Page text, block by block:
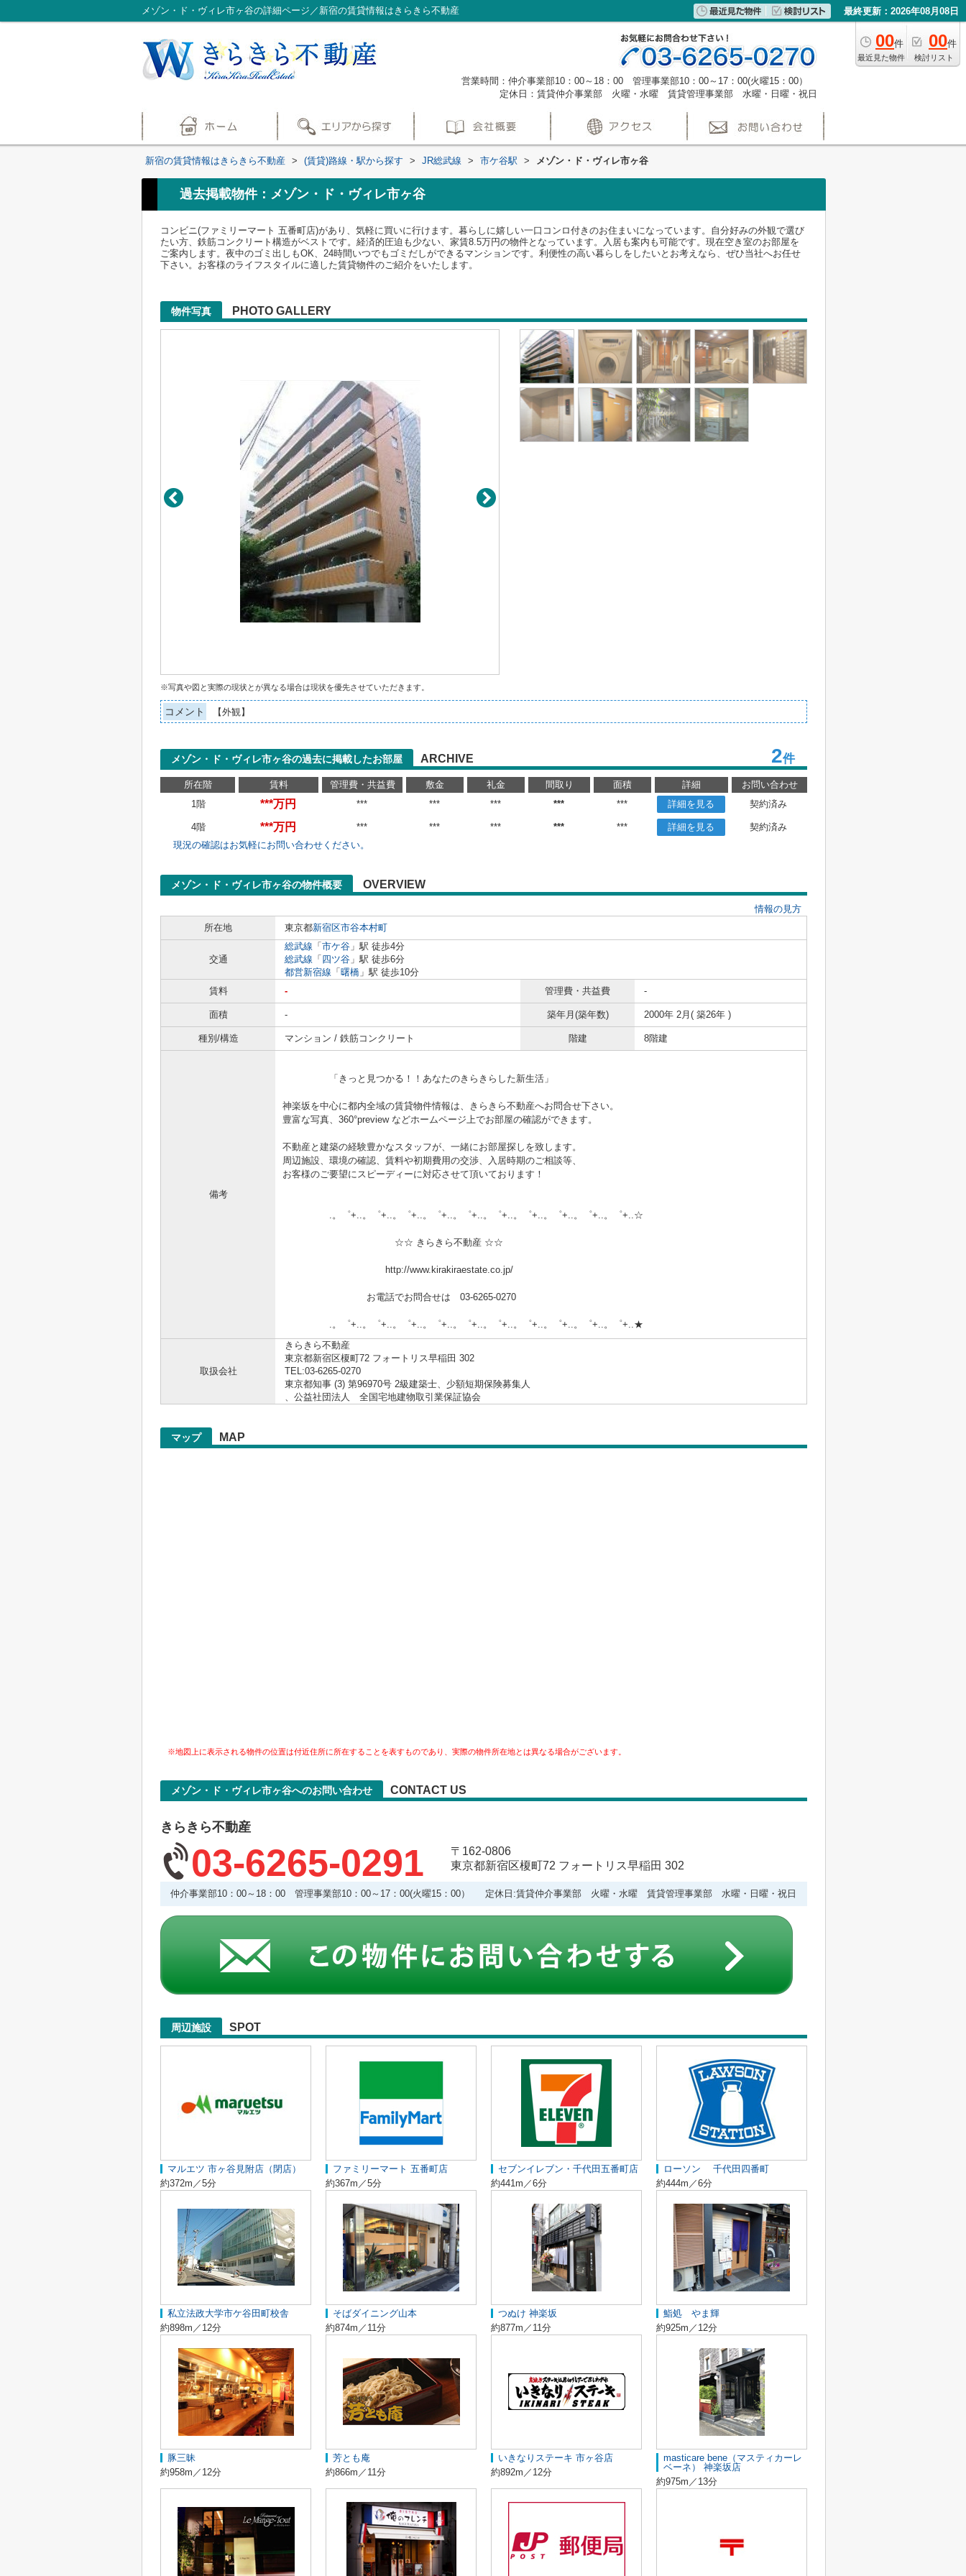
メゾン・ド・ヴィレ市ヶ谷の詳細ページ／新宿の賃貸情報はきらきら不動産 最終更新：2026年08月08日
00件
最近見た物件
00件
検討リスト
営業時間：仲介事業部10：00～18：00 管理事業部10：00～17：00(火曜15：00）
定休日：賃貸仲介事業部 火曜・水曜 賃貸管理事業部 水曜・日曜・祝日
新宿の賃貸情報はきらきら不動産 > (賃貸)路線・駅から探す > JR総武線 > 市ケ谷駅 > メゾン・ド・ヴィレ市ヶ谷
過去掲載物件：メゾン・ド・ヴィレ市ヶ谷
コンビニ(ファミリーマート 五番町店)があり、気軽に買いに行けます。暮らしに嬉しい一口コンロ付きのお住まいになっています。自分好みの外観で選び
たい方、鉄筋コンクリート構造がベストです。経済的圧迫も少ない、家賃8.5万円の物件となっています。入居も案内も可能です。現在空き室のお部屋を
ご案内します。夜中のゴミ出しもOK、24時間いつでもゴミだしができるマンションです。利便性の高い暮らしをしたいとお考えなら、ぜひ当社へお任せ
下さい。お客様のライフスタイルに適した賃貸物件のご紹介をいたします。
物件写真 PHOTO GALLERY
※写真や図と実際の現状とが異なる場合は現状を優先させていただきます。
コメント 【外観】
メゾン・ド・ヴィレ市ヶ谷の過去に掲載したお部屋 ARCHIVE 2件
所在階 賃料 管理費・共益費 敷金 礼金 間取り 面積 詳細
お問い合わせ
1階
***万円 *** *** *** *** *** 詳細を見る 契約済み
4階 ***万円 *** *** *** *** *** 詳細を見る
契約済み
現況の確認はお気軽にお問い合わせください。
メゾン・ド・ヴィレ市ヶ谷の物件概要 OVERVIEW
情報の見方
所在地
東京都新宿区市谷本村町
交通
総武線 「 市ケ谷 」駅 徒歩4分
総武線 「 四ツ谷 」駅 徒歩6分
都営新宿線 「 曙橋 」駅 徒歩10分
賃料
- 管理費・共益費 -
面積 - 築年月(築年数) 2000年 2月( 築26年 )
種別/構造 マンション / 鉄筋コンクリート 階建 8階建
備考
「きっと見つかる！！あなたのきらきらした新生活」
神楽坂を中心に都内全域の賃貸物件情報は、きらきら不動産へお問合せ下さい。
豊富な写真、360°preview などホームページ上でお部屋の確認ができます。
不動産と建築の経験豊かなスタッフが、一緒にお部屋探しを致します。
周辺施設、環境の確認、賃料や初期費用の交渉、入居時期のご相談等、
お客様のご要望にスピーディーに対応させて頂いております！
.。゜+..。゜+..。゜+..。゜+..。゜+..。゜+..。゜+..。゜+..。゜+..。゜+..☆
☆☆ きらきら不動産 ☆☆
http://www.kirakiraestate.co.jp/
お電話でお問合せは 03-6265-0270
.。゜+..。゜+..。゜+..。゜+..。゜+..。゜+..。゜+..。゜+..。゜+..。゜+..★
取扱会社
きらきら不動産
東京都新宿区榎町72 フォートリス早稲田 302
TEL:03-6265-0270
東京都知事 (3) 第96970号 2級建築士、少額短期保険募集人
、公益社団法人 全国宅地建物取引業保証協会
マップ MAP
※地図上に表示される物件の位置は付近住所に所在することを表すものであり、実際の物件所在地とは異なる場合がございます。
メゾン・ド・ヴィレ市ヶ谷へのお問い合わせ CONTACT US
きらきら不動産
03-6265-0291
〒162-0806
東京都新宿区榎町72 フォートリス早稲田 302
仲介事業部10：00～18：00 管理事業部10：00～17：00(火曜15：00） 定休日:賃貸仲介事業部 火曜・水曜 賃貸管理事業部 水曜・日曜・祝日
周辺施設 SPOT
マルエツ 市ヶ谷見附店（閉店）
約372m／5分
ファミリーマート 五番町店
約367m／5分
セブンイレブン・千代田五番町店
約441m／6分
ローソン 千代田四番町
約444m／6分
私立法政大学市ケ谷田町校舎
約898m／12分
そばダイニング山本
約874m／11分
つぬけ 神楽坂
約877m／11分
鮨処 やま輝
約925m／12分
豚三昧
約958m／12分
芳とも庵
約866m／11分
いきなりステーキ 市ヶ谷店
約892m／12分
masticare bene（マスティカーレ
ベーネ） 神楽坂店
約975m／13分